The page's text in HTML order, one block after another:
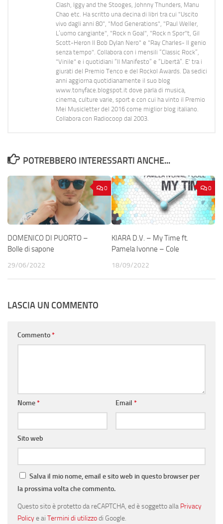
Clash, Iggy and the Stooges, Johnny Thunders, Manu
Chao etc. Ha scritto una decina di libri tra cui "Uscito
vivo dagli anni 80", "Mod Generations", "Paul Weller,
L’uomo cangiante", "Rock n Goal", "Rock n Spor"t, Gil
Scott-Heron Il Bob Dylan Nero" e "Ray Charles- Il genio
senza tempo". Collabora con i mensili “Classic Rock”,
"Vinile" e i quotidiani “Il Manifesto” e “Libertà”. E' tra i
giurati del Premio Tenco e del Rockol Awards. Da sedici
anni aggiorna quotidianamente il suo blog
www.tonyface.blogspot.it dove parla di musica,
cinema, culture varie, sport e con cui ha vinto il Premio
Mei Musicletter del 2016 come miglior blog italiano.
Collabora con Radiocoop dal 2003.
POTREBBERO INTERESSARTI ANCHE...
0
DOMENICO DI PUORTO –
Bolle di sapone
29/06/2022
0
KIARA D.V. – My Time ft.
Pamela Ivonne – Cole
18/09/2022
LASCIA UN COMMENTO
Commento*
Nome* Email *
Sito web
Salva il mio nome, email e sito web in questo browser per
la prossima volta che commento.
Questo sito è protetto da reCAPTCHA, ed è soggetto alla Privacy
Policye ai Termini di utilizzodi Google.